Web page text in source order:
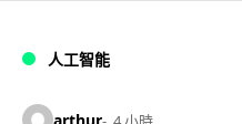
人工智能